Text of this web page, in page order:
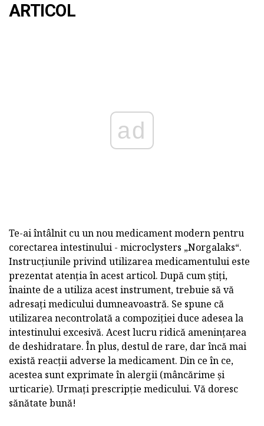
ARTICOL
ad
Te-ai întâlnit cu un nou medicament modern pentru
corectarea intestinului - microclysters „Norgalaks“.
Instrucțiunile privind utilizarea medicamentului este
prezentat atenția în acest articol. După cum știți,
înainte de a utiliza acest instrument, trebuie să vă
adresați medicului dumneavoastră. Se spune că
utilizarea necontrolată a compoziției duce adesea la
intestinului excesivă. Acest lucru ridică amenințarea
de deshidratare. În plus, destul de rare, dar încă mai
există reacții adverse la medicament. Din ce în ce,
acestea sunt exprimate în alergii (mâncărime și
urticarie). Urmați prescripție medicului. Vă doresc
sănătate bună!